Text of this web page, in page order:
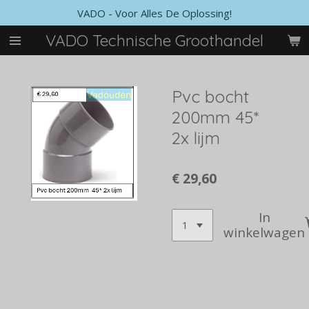
direct
naar
de
VADO Technische Groothandel
VADO - Voor Alles De Oplossing!
Pvc bocht
200mm 45*
2x lijm
€ 29,60
In
winkelwagen